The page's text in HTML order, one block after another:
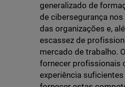
generalizado de
de cibersegurança
das organizações e,
escassez de
mercado de trabalho.
fornecer profissionais
experiência